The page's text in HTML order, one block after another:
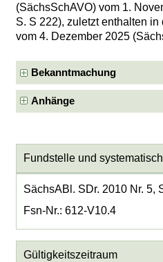
(SächsSchAVO) vom 1.
S. S 222), zuletzt enthalten
vom 4. Dezember 2025
Bekanntmachung
Anhänge
Fundstelle und
SächsABl. SDr. 2010 Nr. 5,
Fsn-Nr.: 612-V10.4
Gültigkeitszeitraum